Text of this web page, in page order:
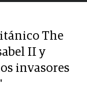
The
II y
invasores